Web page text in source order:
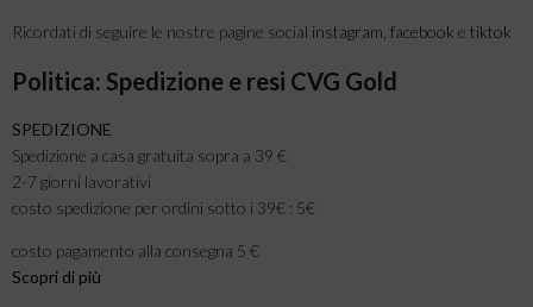
Ricordati di seguire le nostre pagine social instagram facebook e tiktok
Politica: Spedizione e resi CVG Gold
SPEDIZIONE
Spedizione a casa gratuita sopra a 39 €
2-7 giorni lavorativi
costo spedizione per ordini sotto i 39€ : 5€
costo pagamento alla consegna 5 €
Scopri di più